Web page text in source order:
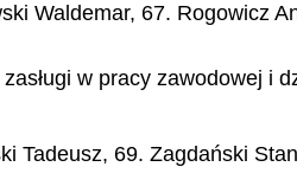
Waldemar, 67. Rogowicz
w pracy zawodowej i
Tadeusz, 69. Zagdański